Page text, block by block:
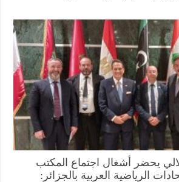
يحضر أشغال اجتماع المكتب
الرياضية العربية بالجزائر: